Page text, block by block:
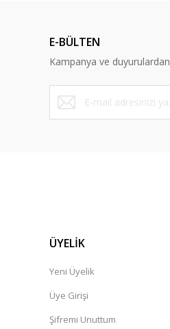
E-BÜLTEN
Kampanya ve
ÜYELİK
Yeni Üyelik
Üye Girişi
Şifremi Unuttum